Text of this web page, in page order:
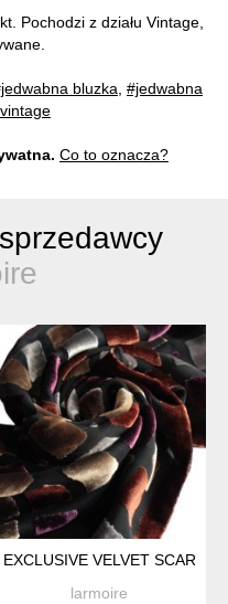
Pochodzi z działu Vintage,
bluzka, #jedwabna
Co to oznacza?
MARIE PHILIPPE
EXCLUSIVE VELVET SCARF
larmoire